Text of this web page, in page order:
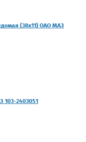
(38х11) ОАО МАЗ
2403051